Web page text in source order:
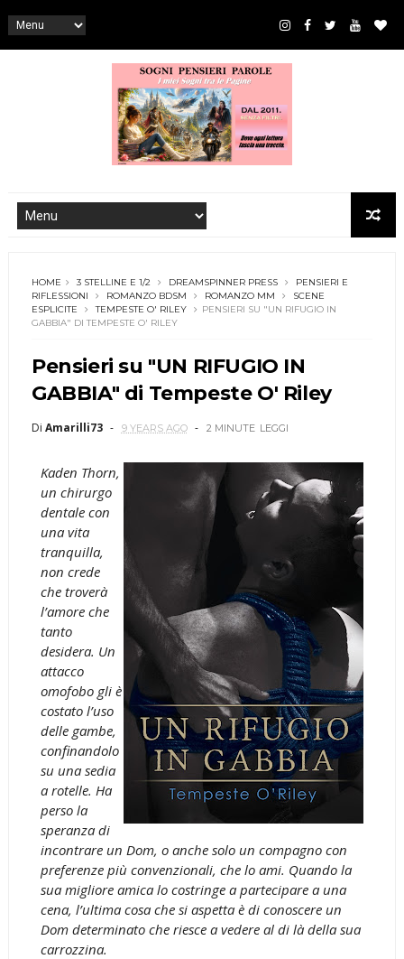
HOME 3 STELLINE E 1/2 DREAMSPINNER PRESS
PENSIERI E
RIFLESSIONI
ROMANZO BDSM ROMANZO MM
SCENE
ESPLICITE
TEMPESTE O' RILEY
PENSIERI SU "UN RIFUGIO IN
GABBIA" DI TEMPESTE O' RILEY
Pensieri su "UN RIFUGIO IN
GABBIA" di Tempeste O' Riley
Di Amarilli73 9 YEARS AGO 2 MINUTE LEGGI
Kaden Thorn,
un chirurgo
dentale con
una vita
tranquilla,
non crede
che troverà
l’amore che
tanto
desidera. Un
attacco
omofobo gli è
costato l’uso
delle gambe,
confinandolo
su una sedia
a rotelle. Ha
perso la
speranza di
incontrare un Dom, o anche solo un compagno con
preferenze più convenzionali, che lo ami. Quando la
sua migliore amica lo costringe a partecipare a una
cena, l’ultima cosa che si aspetta è di conoscere un
Dom determinato che riesce a vedere al di là della sua
carrozzina.